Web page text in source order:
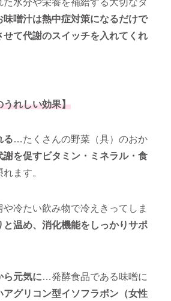
味噌汁は熱中症対策になるだけで
て代謝のスイッチを入れてくれ
うれしい効果】
る…たくさんの野菜（具）のおか
謝を促すビタミン・ミネラル・食
れます。
冷たい飲み物で冷えきってしま
と温め、消化機能をしっかりサポ
ら元気に…発酵食品である味噌に
アグリコン型イソフラボン（女性